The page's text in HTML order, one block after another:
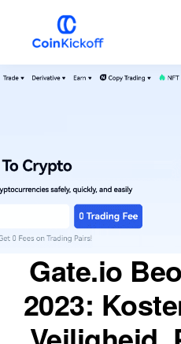
Overslaan
hoofdinhoud
COIN
AFTRAP
Gate.io
2023: